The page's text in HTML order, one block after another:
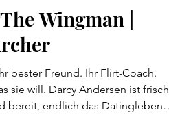
Wingman |
bester Freund. Ihr Flirt-Coach.
sie will. Darcy Andersen ist frisch
bereit, endlich das Datingleben